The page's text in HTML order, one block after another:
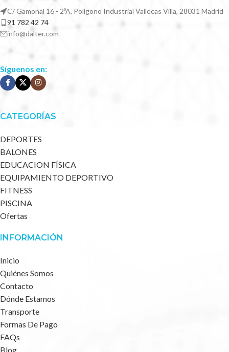
C/ Gamonal 16 - 2ºA, Polígono Industrial Vallecas Villa, 28031 Madrid
91 782 42 74
info@dalter.com
Síguenos en:
CATEGORÍAS
DEPORTES
BALONES
EDUCACION FÍSICA
EQUIPAMIENTO DEPORTIVO
FITNESS
PISCINA
Ofertas
INFORMACIÓN
Inicio
Quiénes Somos
Contacto
Dónde Estamos
Transporte
Formas De Pago
FAQs
Blog